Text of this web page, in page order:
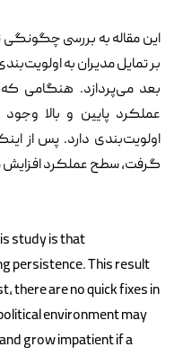
این مقاله به بررسی چگونگی
بر تمایل مدیران به
بعد می‌پردازد. هنگامی
عملکرد پایین و بالا وجود
اولویت‌بندی دارد. پس از
گرفت، سطح عملکرد افزایش
study is that
persistence. This result
there are no quick fixes in
environment may
grow impatient if a